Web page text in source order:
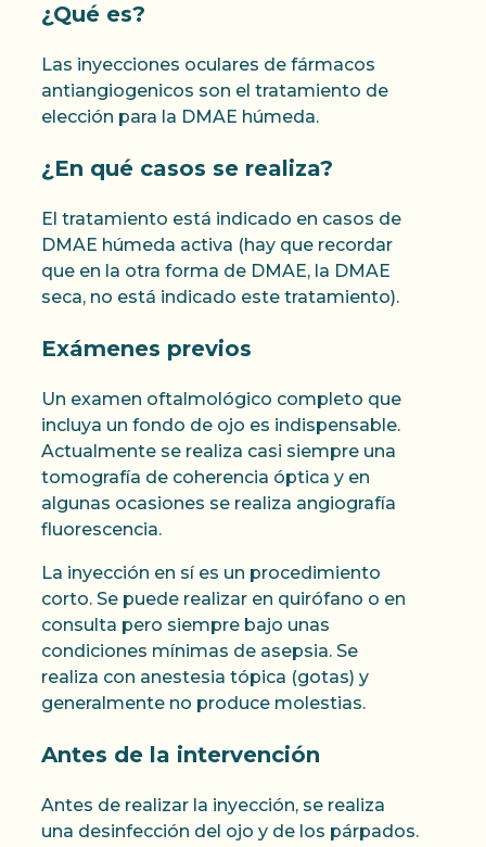
¿Qué es?
Las inyecciones oculares de fármacos
antiangiogenicos son el tratamiento de
elección para la DMAE húmeda.
¿En qué casos se realiza?
El tratamiento está indicado en casos de
DMAE húmeda activa (hay que recordar
que en la otra forma de DMAE, la DMAE
seca, no está indicado este tratamiento).
Exámenes previos
Un examen oftalmológico completo que
incluya un fondo de ojo es indispensable.
Actualmente se realiza casi siempre una
tomografía de coherencia óptica y en
algunas ocasiones se realiza angiografía
fluorescencia.
La inyección en sí es un procedimiento
corto. Se puede realizar en quirófano o en
consulta pero siempre bajo unas
condiciones mínimas de asepsia. Se
realiza con anestesia tópica (gotas) y
generalmente no produce molestias.
Antes de la intervención
Antes de realizar la inyección, se realiza
una desinfección del ojo y de los párpados.